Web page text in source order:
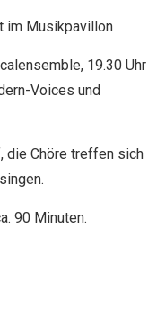
im Musikpavillon
19.30 Uhr
Voices und
die Chöre treffen sich
90 Minuten.